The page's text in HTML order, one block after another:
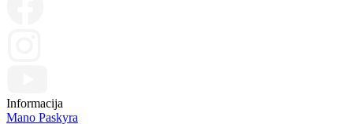
MOKATE to go premium pieno milteliai 750g
Informacija
Mano Paskyra